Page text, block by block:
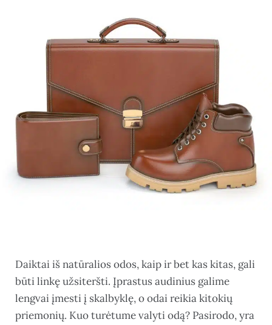
Daiktai iš natūralios odos, kaip ir bet kas kitas, gali
būti linkę užsiteršti. Įprastus audinius galime
lengvai įmesti į skalbyklę, o odai reikia kitokių
priemonių. Kuo turėtume valyti odą? Pasirodo, yra